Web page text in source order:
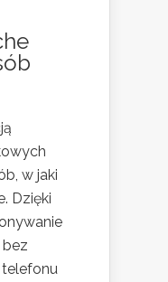
w jaki
Dzięki
bez